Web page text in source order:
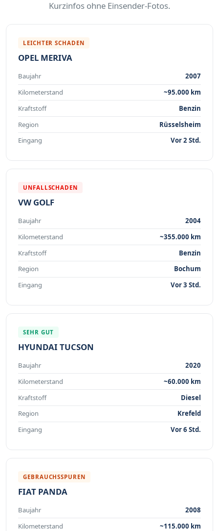
Kurzinfos ohne Einsender-Fotos.
LEICHTER SCHADEN
OPEL MERIVA
Baujahr
2007
Kilometerstand
~95.000 km
Kraftstoff
Benzin
Region
Rüsselsheim
Eingang
Vor 2 Std.
UNFALLSCHADEN
VW GOLF
Baujahr
2004
Kilometerstand
~355.000 km
Kraftstoff
Benzin
Region
Bochum
Eingang
Vor 3 Std.
SEHR GUT
HYUNDAI TUCSON
Baujahr
2020
Kilometerstand
~60.000 km
Kraftstoff
Diesel
Region
Krefeld
Eingang
Vor 6 Std.
GEBRAUCHSSPUREN
FIAT PANDA
Baujahr
2008
Kilometerstand
~115.000 km